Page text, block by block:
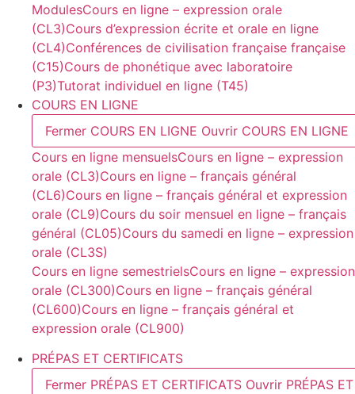
ModulesCours en ligne – expression orale
(CL3)Cours d’expression écrite et orale en ligne
(CL4)Conférences de civilisation française française
(C15)Cours de phonétique avec laboratoire
(P3)Tutorat individuel en ligne (T45)
COURS EN LIGNE
Fermer COURS EN LIGNE Ouvrir COURS EN LIGNE
Cours en ligne mensuelsCours en ligne – expression
orale (CL3)Cours en ligne – français général
(CL6)Cours en ligne – français général et expression
orale (CL9)Cours du soir mensuel en ligne – français
général (CL05)Cours du samedi en ligne – expression
orale (CL3S)
Cours en ligne semestrielsCours en ligne – expression
orale (CL300)Cours en ligne – français général
(CL600)Cours en ligne – français général et
expression orale (CL900)
PRÉPAS ET CERTIFICATS
Fermer PRÉPAS ET CERTIFICATS Ouvrir PRÉPAS